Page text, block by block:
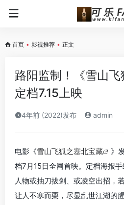
首页 • 影视推荐 • 正文
路阳监制！《雪山飞
定档7.15上映
4年前 (2022)发布 admin
电影《雪山飞狐之塞北宝藏
》
档7月15日全网首映。定档海报
人物或抽刀拔剑、或凌空出招，
让人不寒而栗，尽显乱世江湖的